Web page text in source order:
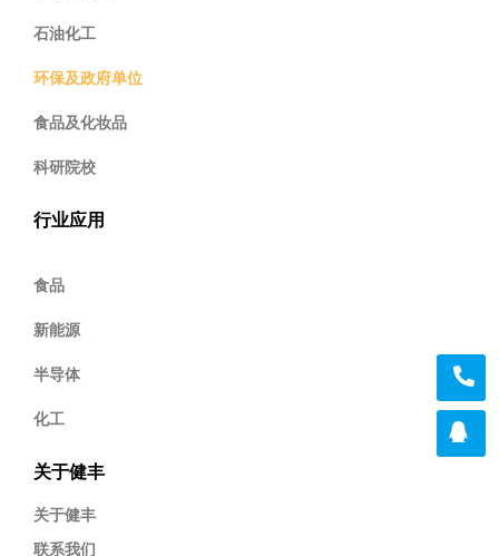
石油化工
环保及政府单位
食品及化妆品
科研院校
行业应用
食品
新能源
半导体
化工
关于健丰
关于健丰
联系我们